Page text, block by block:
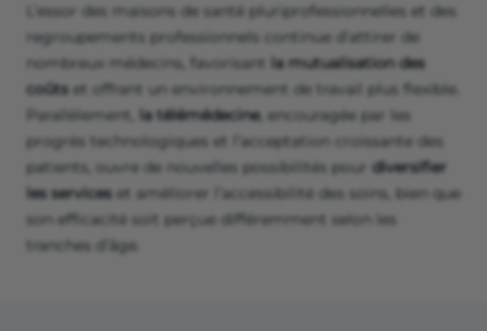
L’essor des maisons de santé pluriprofessionnelles et des
regroupements professionnels continue d'attirer de
nombreux médecins, favorisant la mutualisation des
coûts et offrant un environnement de travail plus flexible.
Parallèlement,
la télémédecine, encouragée par les
progrès technologiques et l’acceptation croissante des
patients, ouvre de nouvelles possibilités pour diversifier
les services et améliorer l’accessibilité des soins, bien que
son efficacité soit perçue différemment selon les
tranches d’âge.